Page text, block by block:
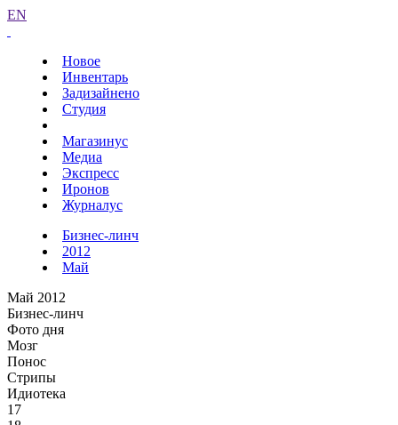
EN
Новое
Инвентарь
Задизайнено
Студия
Магазинус
Медиа
Экспресс
Иронов
Журналус
Бизнес-линч
2012
Май
Май 2012
Бизнес-линч
Фото дня
Мозг
Понос
Стрипы
Идиотека
17